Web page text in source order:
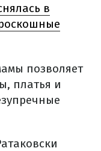
в
позволяет
платья и